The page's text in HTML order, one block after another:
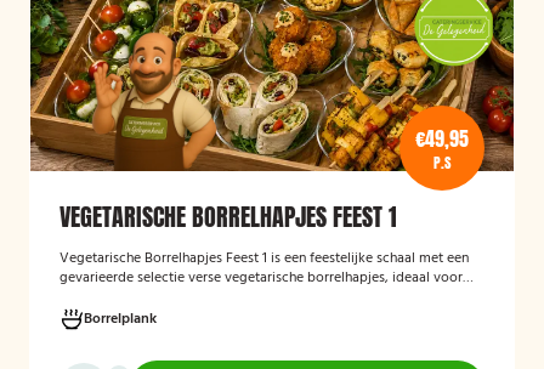
€49,95
P.S
VEGETARISCHE BORRELHAPJES FEEST 1
Vegetarische Borrelhapjes Feest 1 is een feestelijke schaal met een
gevarieerde selectie verse vegetarische borrelhapjes, ideaal voor
vers bereid en verzorgd gepresenteerd, zodat gasten kunnen
genieten van een smaakvolle en volledig vegetarische
borrelervaring.
Borrelplank